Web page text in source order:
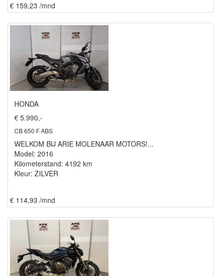
€ 159,23 /mnd
HONDA
€ 5.990,-
CB 650 F ABS
WELKOM BIJ ARIE MOLENAAR MOTORS!...
Model: 2016
Kilometerstand: 4192 km
Kleur: ZILVER
€ 114,93 /mnd